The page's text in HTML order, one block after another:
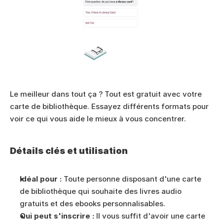
Le meilleur dans tout ça ? Tout est gratuit avec votre
carte de bibliothèque. Essayez différents formats pour
voir ce qui vous aide le mieux à vous concentrer.
Détails clés et utilisation
Idéal pour : Toute personne disposant d'une carte
de bibliothèque qui souhaite des livres audio
gratuits et des ebooks personnalisables.
Qui peut s'inscrire : Il vous suffit d'avoir une carte